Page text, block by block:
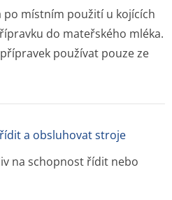
po místním použití u kojících
do mateřského mléka.
používat pouze ze
a obsluhovat stroje
na schopnost řídit nebo